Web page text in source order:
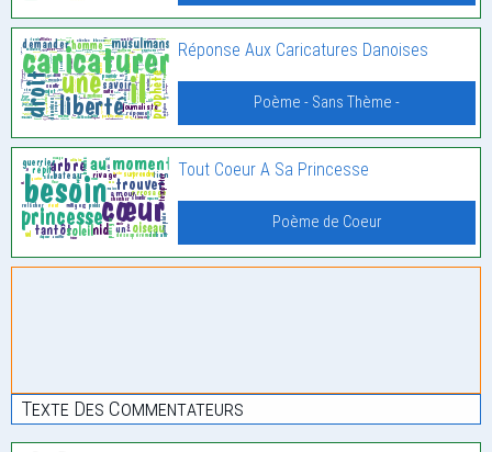
Réponse Aux Caricatures Danoises
Poème - Sans Thème -
Tout Coeur A Sa Princesse
Poème de Coeur
Texte Des Commentateurs